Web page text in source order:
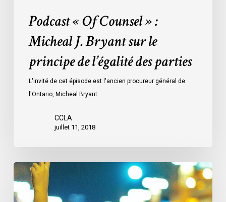
l’égalité
parties
Podcast « Of Counsel » :
Micheal J. Bryant sur le
principe de l’égalité des parties
L'invité de cet épisode est l'ancien procureur général de
l'Ontario, Micheal Bryant.
CCLA
juillet 11, 2018
L’ACLC
rend
hommage